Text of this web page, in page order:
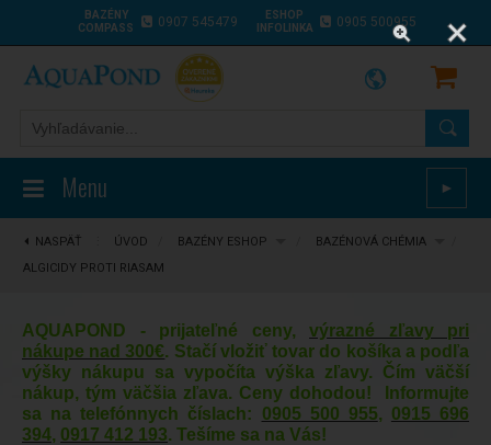
BAZÉNY
COMPASS
0907 545479
ESHOP
INFOLINKA
0905 500955
Menu ►
NASPÄŤ ÚVOD BAZÉNY ESHOP BAZÉNOVÁ CHÉMIA
ALGICIDY PROTI RIASAM
AQUAPOND - prijateľné ceny, výrazné zľavy pri
nákupe nad 300€. Stačí vložiť tovar do košíka a podľa
výšky nákupu sa vypočíta výška zľavy. Čím väčší
nákup, tým väčšia zľava. Ceny dohodou! Informujte
sa na telefónnych číslach: 0905 500 955, 0915 696
394, 0917 412 193. Tešíme sa na Vás!